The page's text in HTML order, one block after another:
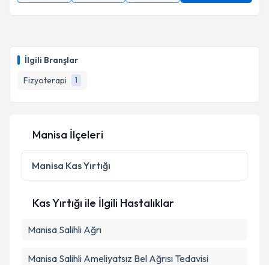
İlgili Branşlar
Fizyoterapi
1
Manisa İlçeleri
Manisa Kas Yırtığı
Kas Yırtığı ile İlgili Hastalıklar
Manisa Salihli Ağrı
Manisa Salihli Ameliyatsız Bel Ağrısı Tedavisi